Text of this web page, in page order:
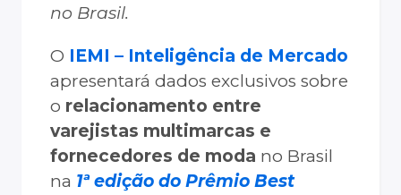
no Brasil.
O IEMI – Inteligência de Mercado
apresentará dados exclusivos sobre
o relacionamento entre
varejistas multimarcas e
fornecedores de moda no Brasil
na 1ª edição do Prêmio Best